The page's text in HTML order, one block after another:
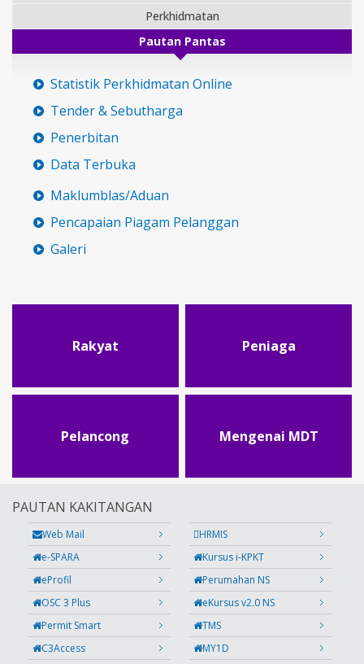
Perkhidmatan
Pautan Pantas
Statistik Perkhidmatan Online
Tender & Sebutharga
Penerbitan
Data Terbuka
Maklumblas/Aduan
Pencapaian Piagam Pelanggan
Galeri
Rakyat Peniaga
Pelancong Mengenai MDT
PAUTAN KAKITANGAN
Web Mail
HRMIS
e-SPARA
Kursus i-KPKT
eProfil
Perumahan NS
OSC 3 Plus
eKursus v2.0 NS
Permit Smart
TMS
C3Access
MY1D